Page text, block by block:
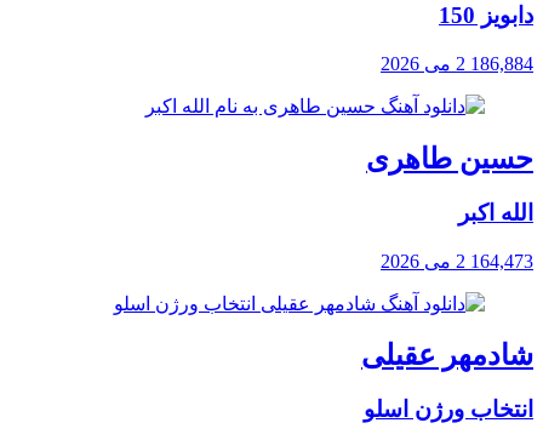
دابویز 150
186,884 2 می 2026
حسین طاهری
الله اکبر
164,473 2 می 2026
شادمهر عقیلی
انتخاب ورژن اسلو